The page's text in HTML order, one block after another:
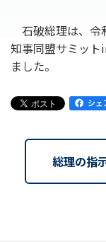
石破総理は、令
知事同盟サミット
ました。
総理の指